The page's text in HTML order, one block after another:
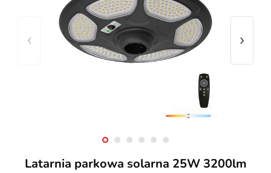
Latarnia parkowa solarna 25W 3200lm